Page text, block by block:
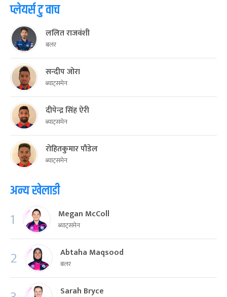
प्लेयर्स टु वाच
ललित राजवंशी
बलर
सन्दीप जोरा
ब्याट्समेन
दीपेन्द्र सिंह ऐरी
ब्याट्समेन
रोहितकुमार पौडेल
ब्याट्समेन
अन्य खेलाडी
1 Megan McColl
ब्याट्समेन
2 Abtaha Maqsood
बलर
Sarah Bryce